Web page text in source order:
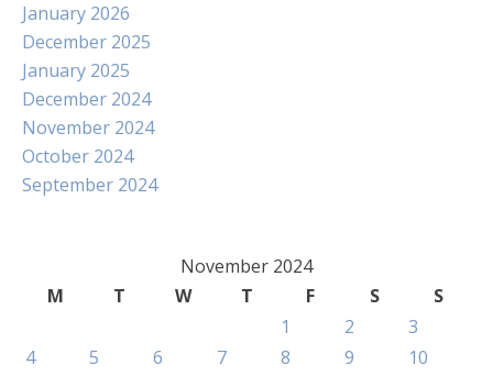
January 2026
December 2025
January 2025
December 2024
November 2024
October 2024
September 2024
November 2024
M
T W T F S
S
1
2
3
4
5 6 7 8 9 10